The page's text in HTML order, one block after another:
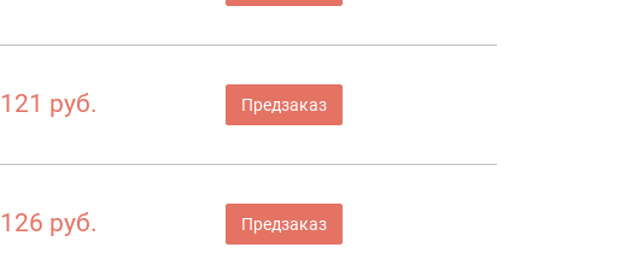
121 руб. Предзаказ
126 руб. Предзаказ